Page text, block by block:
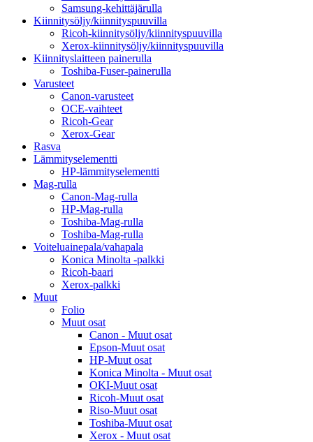
Samsung-kehittäjärulla
Kiinnitysöljy/kiinnityspuuvilla
Ricoh-kiinnitysöljy/kiinnityspuuvilla
Xerox-kiinnitysöljy/kiinnityspuuvilla
Kiinnityslaitteen painerulla
Toshiba-Fuser-painerulla
Varusteet
Canon-varusteet
OCE-vaihteet
Ricoh-Gear
Xerox-Gear
Rasva
Lämmityselementti
HP-lämmityselementti
Mag-rulla
Canon-Mag-rulla
HP-Mag-rulla
Toshiba-Mag-rulla
Toshiba-Mag-rulla
Voiteluainepala/vahapala
Konica Minolta -palkki
Ricoh-baari
Xerox-palkki
Muut
Folio
Muut osat
Canon - Muut osat
Epson-Muut osat
HP-Muut osat
Konica Minolta - Muut osat
OKI-Muut osat
Ricoh-Muut osat
Riso-Muut osat
Toshiba-Muut osat
Xerox - Muut osat